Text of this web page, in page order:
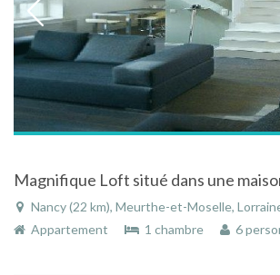
Nancy (22 km), Meurthe-et-Moselle,
Appartement
1 chambre 6